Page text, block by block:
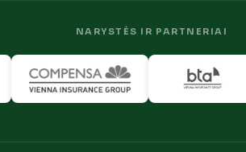
NARYSTĖS IR PARTNERIAI